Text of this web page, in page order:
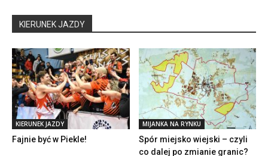
KIERUNEK JAZDY
KIERUNEK JAZDY
Fajnie być w Piekle!
MIJANKA NA RYNKU
Spór miejsko wiejski – czyli
co dalej po zmianie granic?